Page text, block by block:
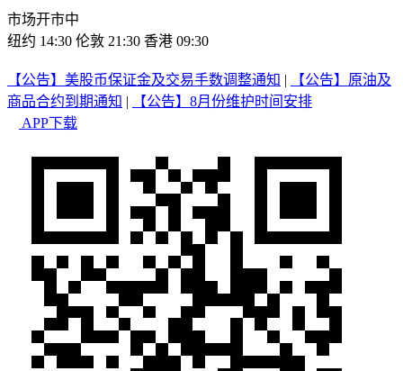
市场开市中
纽约 14:30 伦敦 21:30 香港 09:30
【公告】美股币保证金及交易手数调整通知 |
【公告】原油及
商品合约到期通知 |
【公告】8月份维护时间安排
APP下载